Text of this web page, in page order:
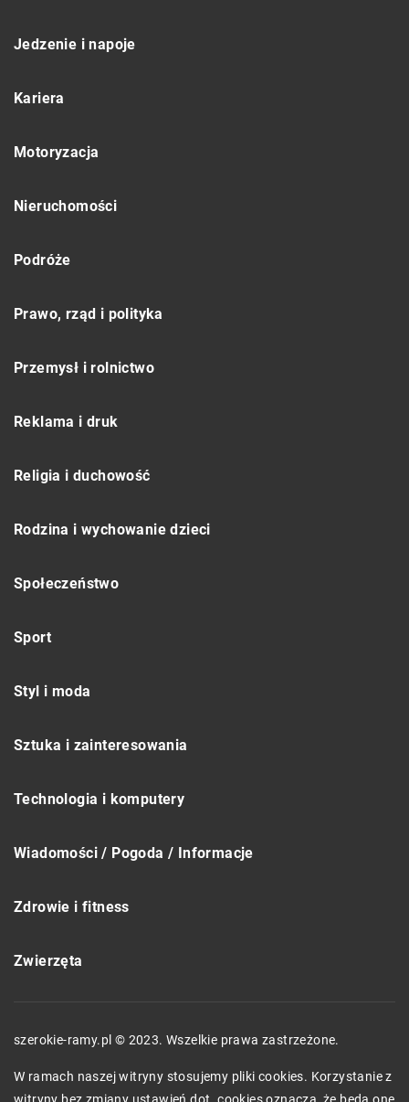
Jedzenie i napoje
Kariera
Motoryzacja
Nieruchomości
Podróże
Prawo, rząd i polityka
Przemysł i rolnictwo
Reklama i druk
Religia i duchowość
Rodzina i wychowanie dzieci
Społeczeństwo
Sport
Styl i moda
Sztuka i zainteresowania
Technologia i komputery
Wiadomości / Pogoda / Informacje
Zdrowie i fitness
Zwierzęta
szerokie-ramy.pl © 2023. Wszelkie prawa zastrzeżone.
W ramach naszej witryny stosujemy pliki cookies. Korzystanie z
witryny bez zmiany ustawień dot. cookies oznacza, że będą one